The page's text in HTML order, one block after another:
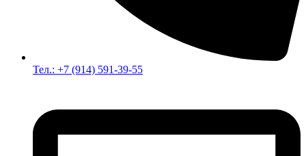
Тел.: +7 (914) 591-39-55